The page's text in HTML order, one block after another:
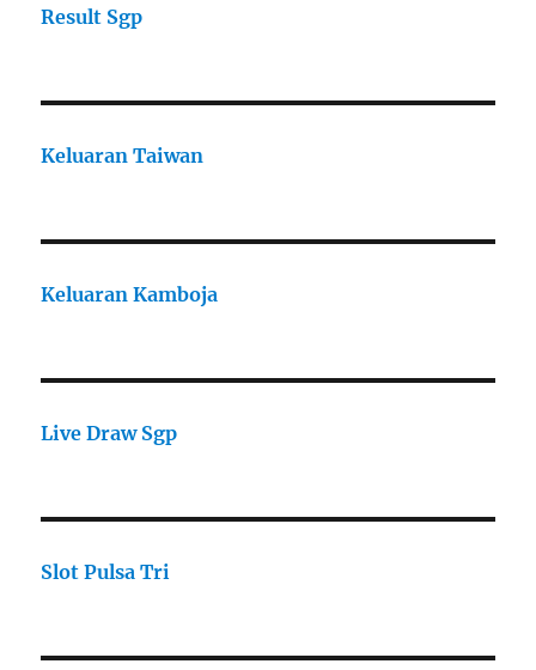
Result Sgp
Keluaran Taiwan
Keluaran Kamboja
Live Draw Sgp
Slot Pulsa Tri